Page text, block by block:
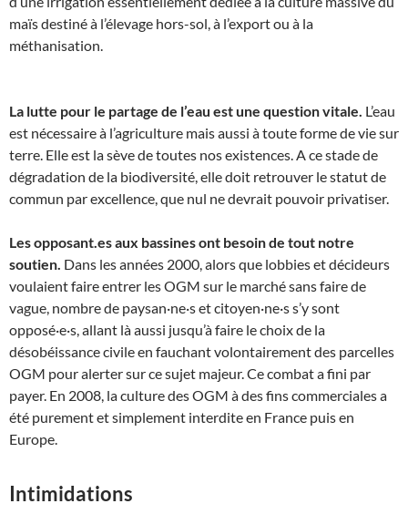
maïs destiné à l’élevage hors-sol, à l’export ou à la
méthanisation.
La lutte pour le partage de l’eau est une question vitale. L’eau
est nécessaire à l’agriculture mais aussi à toute forme de vie sur
terre. Elle est la sève de toutes nos existences. A ce stade de
dégradation de la biodiversité, elle doit retrouver le statut de
commun par excellence, que nul ne devrait pouvoir privatiser.
Les opposant.es aux bassines ont besoin de tout notre
soutien. Dans les années 2000, alors que lobbies et décideurs
voulaient faire entrer les OGM sur le marché sans faire de
vague, nombre de paysan·ne·s et citoyen·ne·s s’y sont
opposé·e·s, allant là aussi jusqu’à faire le choix de la
désobéissance civile en fauchant volontairement des parcelles
OGM pour alerter sur ce sujet majeur. Ce combat a fini par
payer. En 2008, la culture des OGM à des fins commerciales a
été purement et simplement interdite en France puis en
Europe.
Intimidations